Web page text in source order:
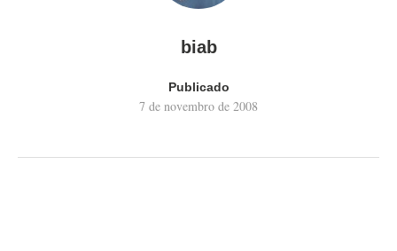
biab
Publicado
7 de novembro de 2008